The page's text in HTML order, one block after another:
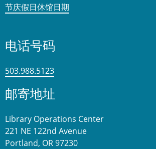
节庆假日休馆日期
电话号码
503.988.5123
邮寄地址
Library Operations Center
221 NE 122nd Avenue
Portland, OR 97230